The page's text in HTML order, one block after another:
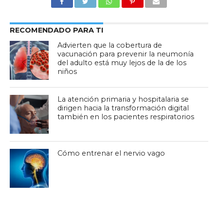
RECOMENDADO PARA TI
Advierten que la cobertura de
vacunación para prevenir la neumonía
del adulto está muy lejos de la de los
niños
La atención primaria y hospitalaria se
dirigen hacia la transformación digital
también en los pacientes respiratorios
Cómo entrenar el nervio vago